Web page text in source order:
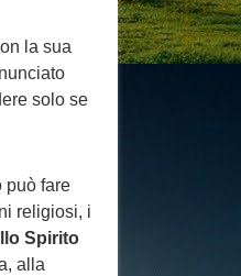
la sua
solo se
può fare
religiosi, i
Spirito
alla